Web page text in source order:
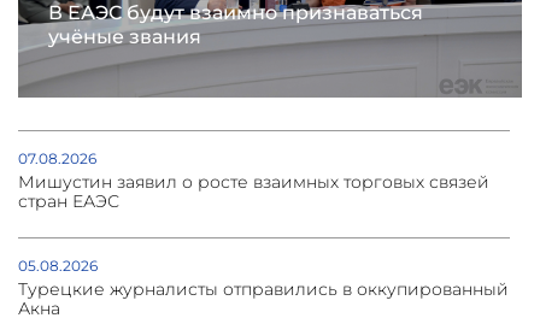
В ЕАЭС будут взаимно признаваться
учёные звания
07.08.2026
Мишустин заявил о росте взаимных торговых связей
стран ЕАЭС
05.08.2026
Турецкие журналисты отправились в оккупированный
Акна